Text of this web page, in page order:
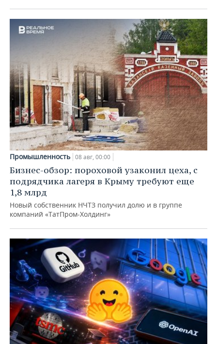
Промышленность 08 авг, 00:00
Бизнес-обзор: пороховой узаконил цеха, с
подрядчика лагеря в Крыму требуют еще
1,8 млрд
Новый собственник НЧТЗ получил долю и в группе
компаний «ТатПром-Холдинг»